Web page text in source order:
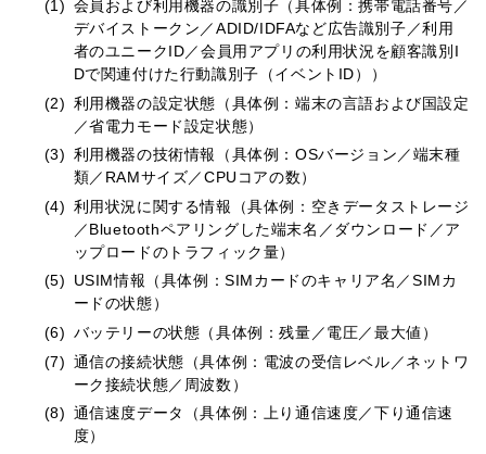
(1) 会員および利用機器の識別子（具体例：携帯電話番号／
デバイストークン／ADID/IDFAなど広告識別子／利用
者のユニークID／会員用アプリの利用状況を顧客識別I
Dで関連付けた行動識別子（イベントID））
(2) 利用機器の設定状態（具体例：端末の言語および国設定
／省電力モード設定状態）
(3) 利用機器の技術情報（具体例：OSバージョン／端末種
類／RAMサイズ／CPUコアの数）
(4) 利用状況に関する情報（具体例：空きデータストレージ
／Bluetoothペアリングした端末名／ダウンロード／ア
ップロードのトラフィック量）
(5)
USIM情報（具体例：SIMカードのキャリア名／SIMカ
ードの状態）
(6) バッテリーの状態（具体例：残量／電圧／最大値）
(7) 通信の接続状態（具体例：電波の受信レベル／ネットワ
ーク接続状態／周波数）
(8) 通信速度データ（具体例：上り通信速度／下り通信速
度）